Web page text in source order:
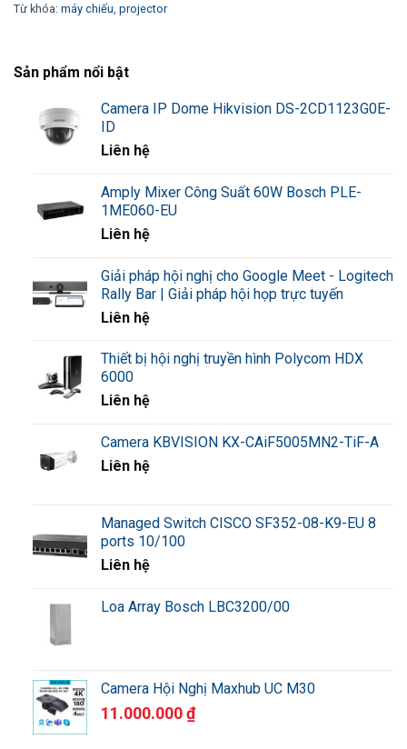
Từ khóa: máy chiếu projector
Sản phẩm nổi bật
Camera IP Dome Hikvision DS-2CD1123G0E-
ID
Liên hệ
Amply Mixer Công Suất 60W Bosch PLE-
1ME060-EU
Liên hệ
Giải pháp hội nghị cho Google Meet - Logitech
Rally Bar | Giải pháp hội họp trực tuyến
Liên hệ
Thiết bị hội nghị truyền hình Polycom HDX
6000
Liên hệ
Camera KBVISION KX-CAiF5005MN2-TiF-A
Liên hệ
Managed Switch CISCO SF352-08-K9-EU 8
ports 10/100
Liên hệ
Loa Array Bosch LBC3200/00
Camera Hội Nghị Maxhub UC M30
11.000.000₫